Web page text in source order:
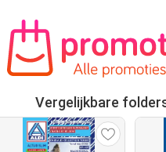
Vergelijkbare